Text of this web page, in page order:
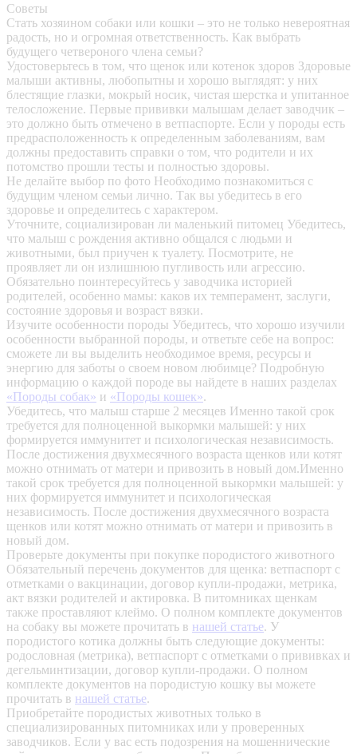
Советы
Стать хозяином собаки или кошки – это не только невероятная
радость, но и огромная ответственность. Как выбрать
будущего четвероного члена семьи?
Удостоверьтесь в том, что щенок или котенок здоров Здоровые
малыши активны, любопытны и хорошо выглядят: у них
блестящие глазки, мокрый носик, чистая шерстка и упитанное
телосложение. Первые прививки малышам делает заводчик –
это должно быть отмечено в ветпаспорте. Если у породы есть
предрасположенность к определенным заболеваниям, вам
должны предоставить справки о том, что родители и их
потомство прошли тесты и полностью здоровы.
Не делайте выбор по фото Необходимо познакомиться с
будущим членом семьи лично. Так вы убедитесь в его
здоровье и определитесь с характером.
Уточните, социализирован ли маленький питомец Убедитесь,
что малыш с рождения активно общался с людьми и
животными, был приучен к туалету. Посмотрите, не
проявляет ли он излишнюю пугливость или агрессию.
Обязательно поинтересуйтесь у заводчика историей
родителей, особенно мамы: каков их темперамент, заслуги,
состояние здоровья и возраст вязки.
Изучите особенности породы Убедитесь, что хорошо изучили
особенности выбранной породы, и ответьте себе на вопрос:
сможете ли вы выделить необходимое время, ресурсы и
энергию для заботы о своем новом любимце? Подробную
информацию о каждой породе вы найдете в наших разделах
«Породы собак» и «Породы кошек».
Убедитесь, что малыш старше 2 месяцев Именно такой срок
требуется для полноценной выкормки малышей: у них
формируется иммунитет и психологическая независимость.
После достижения двухмесячного возраста щенков или котят
можно отнимать от матери и привозить в новый дом.Именно
такой срок требуется для полноценной выкормки малышей: у
них формируется иммунитет и психологическая
независимость. После достижения двухмесячного возраста
щенков или котят можно отнимать от матери и привозить в
новый дом.
Проверьте документы при покупке породистого животного
Обязательный перечень документов для щенка: ветпаспорт с
отметками о вакцинации, договор купли-продажи, метрика,
акт вязки родителей и актировка. В питомниках щенкам
также проставляют клеймо. О полном комплекте документов
на собаку вы можете прочитать в нашей статье. У
породистого котика должны быть следующие документы:
родословная (метрика), ветпаспорт с отметками о прививках и
дегельминтизации, договор купли-продажи. О полном
комплекте документов на породистую кошку вы можете
прочитать в нашей статье.
Приобретайте породистых животных только в
специализированных питомниках или у проверенных
заводчиков. Если у вас есть подозрения на мошеннические